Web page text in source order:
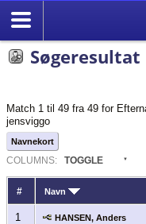
Søgeresultat
Match 1 til 49 fra 49 for
jensviggo
Navnekort
COLUMN S: TOGGLE
# Navn
1 HANSEN, Anders